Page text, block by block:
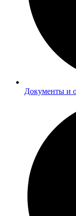
Документы и